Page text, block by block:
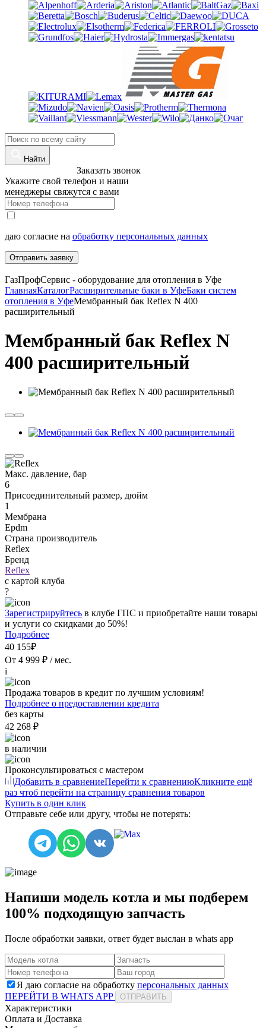
Найти
Заказать звонок
Укажите свой телефон и наши
менеджеры свяжутся с вами
даю согласие на обработку персональных данных
Отправить заявку
ГазПрофСервис - оборудование для отопления в Уфе
ГлавнаяКаталогРасширительные баки в УфеБаки систем
отопления в УфеМембранный бак Reflex N 400
расширительный
Мембранный бак Reflex N
400 расширительный
Макс. давление, бар
6
Присоединительный размер, дюйм
1
Мембрана
Epdm
Страна производитель
Reflex
Бренд
Reflex
с картой клуба
?
Зарегистрируйтесь в клубе ГПС и приобретайте наши товары
и услуги со скидками до 50%!
Подробнее
40 155₽
От 4 999 ₽ / мес.
i
Продажа товаров в кредит по лучшим условиям!
Подробнее о предоставлении кредита
без карты
42 268 ₽
в наличии
Проконсультироваться с мастером
Добавить в сравнениеПерейти к сравнениюКликните ещё
раз чтоб перейти на страницу сравнения товаров
Купить в один клик
Отправьте себе или другу, чтобы не потерять:
Напиши модель котла и мы подберем
100% подходящую запчасть
После обработки заявки, ответ будет выслан в whats app
Я даю согласие на обработку персональных данных
ПЕРЕЙТИ В WHATS APP
ОТПРАВИТЬ
Характеристики
Оплата и Доставка